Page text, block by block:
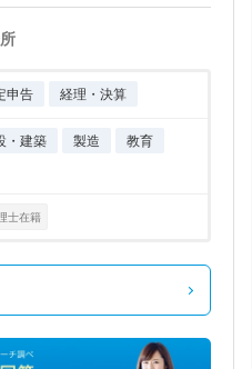
申告 経理・決算
・建築 製造 教育
士在籍